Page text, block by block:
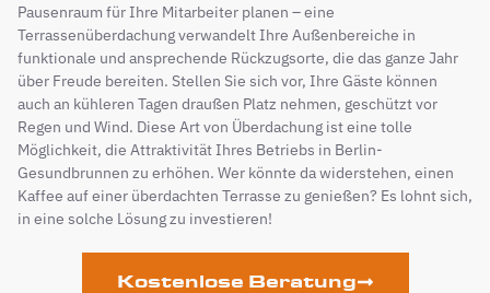
Pausenraum für Ihre Mitarbeiter planen – eine
Terrassenüberdachung verwandelt Ihre Außenbereiche in
funktionale und ansprechende Rückzugsorte, die das ganze Jahr
über Freude bereiten. Stellen Sie sich vor, Ihre Gäste können
auch an kühleren Tagen draußen Platz nehmen, geschützt vor
Regen und Wind. Diese Art von Überdachung ist eine tolle
Möglichkeit, die Attraktivität Ihres Betriebs in Berlin-
Gesundbrunnen zu erhöhen. Wer könnte da widerstehen, einen
Kaffee auf einer überdachten Terrasse zu genießen? Es lohnt sich,
in eine solche Lösung zu investieren!
Kostenlose Beratung